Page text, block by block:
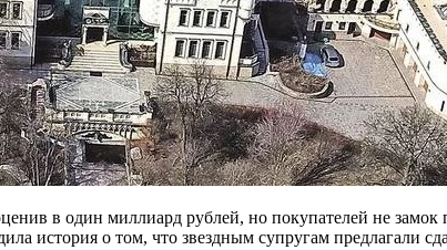
в один миллиард рублей, но покупателей не
история о том, что звездным супругам предлагали